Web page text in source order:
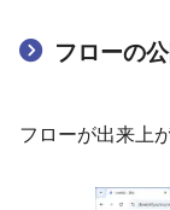
フローの
フローが出来上